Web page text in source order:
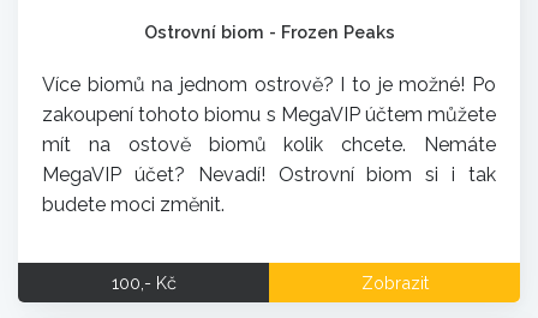
Ostrovní biom - Frozen Peaks
Více biomů na jednom ostrově? I to je možné! Po
zakoupení tohoto biomu s MegaVIP účtem můžete
mít na ostově biomů kolik chcete. Nemáte
MegaVIP účet? Nevadí! Ostrovní biom si i tak
budete moci změnit.
100,- Kč Zobrazit